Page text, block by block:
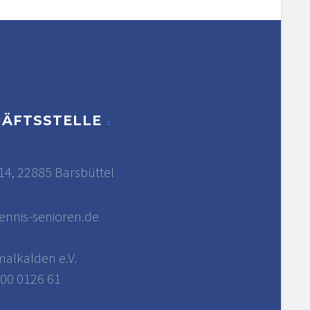
22885 Barsbüttel
senioren.de
e.V.
0126 61